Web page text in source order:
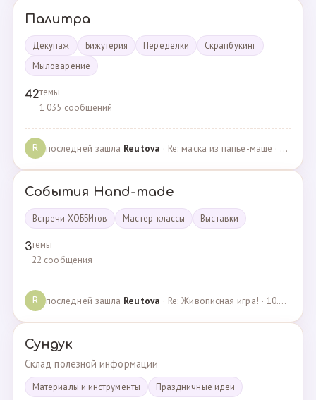
Палитра
Декупаж Бижутерия Переделки
Скрапбукинг
Мыловарение
42темы
1 035 сообщений
R последней зашла Reutova · Re: маска из папье-маше · 20.12.2022
События Hand-made
Встречи ХОББИтов Мастер-классы Выставки
3темы
22 сообщения
R последней зашла Reutova · Re: Живописная игра! · 10.12.2020
Сундук
Склад полезной информации
Материалы и инструменты Праздничные идеи